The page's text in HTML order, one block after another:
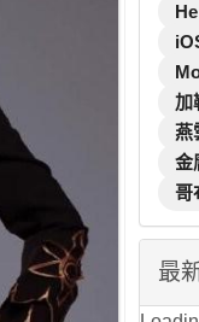
加
燕
金
哥
最